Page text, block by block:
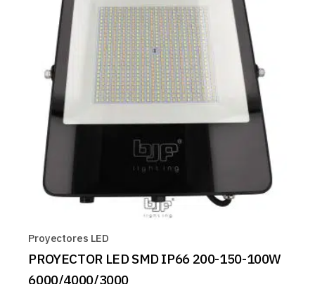
Proyectores LED
PROYECTOR LED SMD IP66 200-150-100W
6000/4000/3000